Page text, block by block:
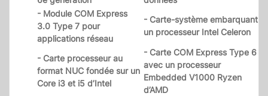
- Module COM Express
3.0 Type 7 pour
applications réseau
- Carte-système embarquant
un processeur Intel Celeron
- Carte processeur au
format NUC fondée sur un
Core i3 et i5 d’Intel
- Carte COM Express Type 6
avec un processeur
Embedded V1000 Ryzen
d’AMD